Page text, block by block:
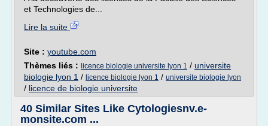
et Technologies de...
Lire la suite
Site : youtube.com
Thèmes liés : licence biologie universite lyon 1 / universite
biologie lyon 1 / licence biologie lyon 1 / universite biologie lyon
/ licence de biologie universite
40 Similar Sites Like Cytologiesnv.e-
monsite.com ...